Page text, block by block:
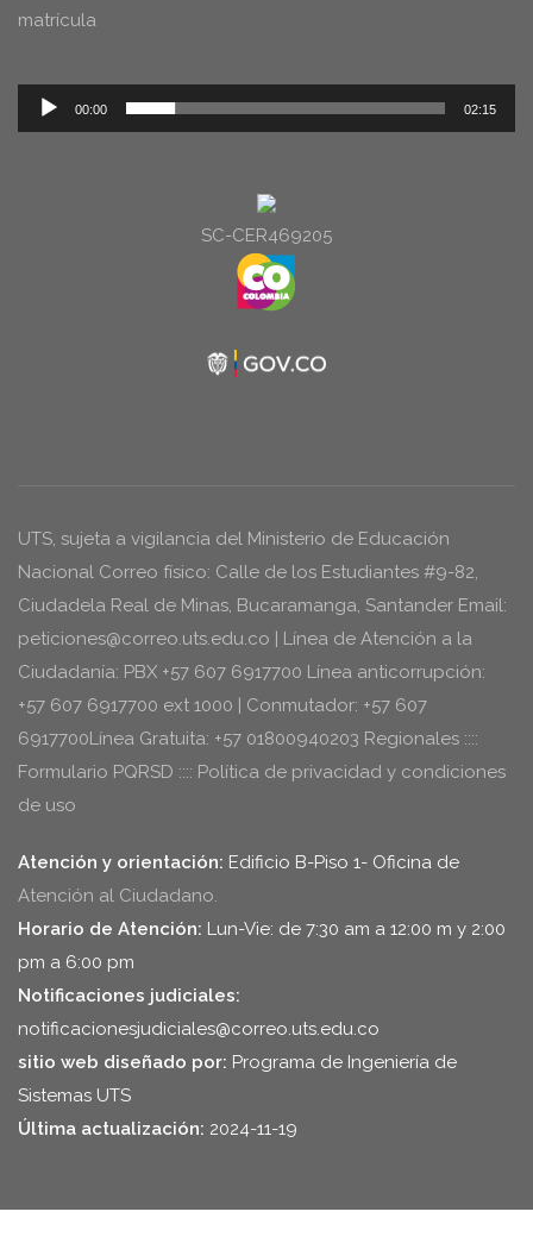
matrícula
Reproductor
de
00:00 02:15
SC-CER469205
UTS, sujeta a vigilancia del Ministerio de Educación
Nacional Correo físico: Calle de los Estudiantes #9-82,
Ciudadela Real de Minas, Bucaramanga, Santander Email:
peticiones@correo.uts.edu.co | Línea de Atención a la
Ciudadanía: PBX +57 607 6917700 Línea anticorrupción:
+57 607 6917700 ext 1000 | Conmutador: +57 607
6917700Línea Gratuita: +57 01800940203 Regionales ::::
Formulario PQRSD :::: Política de privacidad y condiciones
de uso
Atención y orientación: Edificio B-Piso 1- Oficina de
Atención al Ciudadano.
Horario de Atención: Lun-Vie: de 7:30 am a 12:00 m y 2:00
pm a 6:00 pm
Notificaciones judiciales:
notificacionesjudiciales@correo.uts.edu.co
sitio web diseñado por: Programa de Ingeniería de
Sistemas UTS
Última actualización: 2024-11-19